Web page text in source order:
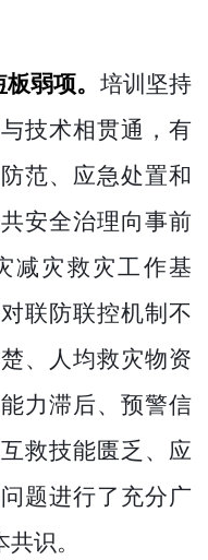
板弱项。 培训坚持
技术相贯通，有
范、应急处置和
安全治理向事前
减灾救灾工作基
联防联控机制不
、人均救灾物资
力滞后、预警信
救技能匮乏、应
题进行了充分广
识。